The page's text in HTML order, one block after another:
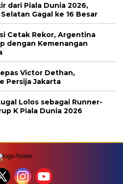
dari Piala Dunia 2026,
Gagal ke 16 Besar
Cetak Rekor, Argentina
dengan Kemenangan
Victor Dethan,
Persija Jakarta
Lolos sebagai Runner-
K Piala Dunia 2026